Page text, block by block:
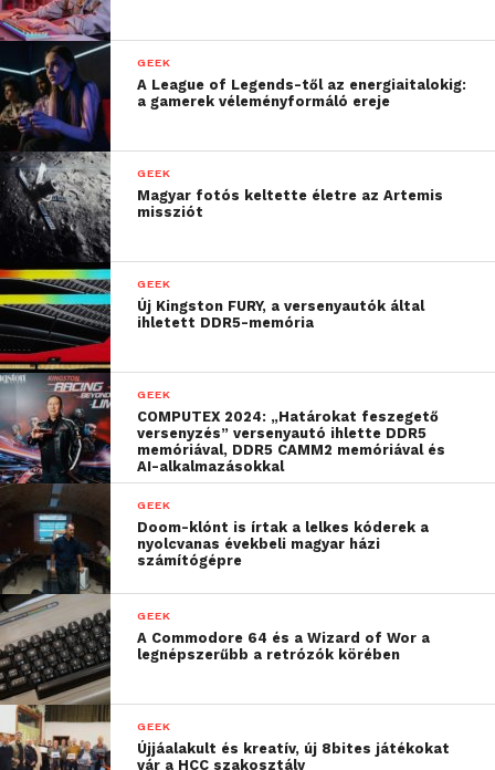
GEEK
A League of Legends-től az energiaitalokig:
a gamerek véleményformáló ereje
GEEK
Magyar fotós keltette életre az Artemis
missziót
GEEK
Új Kingston FURY, a versenyautók által
ihletett DDR5-memória
GEEK
COMPUTEX 2024: „Határokat feszegető
versenyzés” versenyautó ihlette DDR5
memóriával, DDR5 CAMM2 memóriával és
AI-alkalmazásokkal
GEEK
Doom-klónt is írtak a lelkes kóderek a
nyolcvanas évekbeli magyar házi
számítógépre
GEEK
A Commodore 64 és a Wizard of Wor a
legnépszerűbb a retrózók körében
GEEK
Újjáalakult és kreatív, új 8bites játékokat
vár a HCC szakosztály